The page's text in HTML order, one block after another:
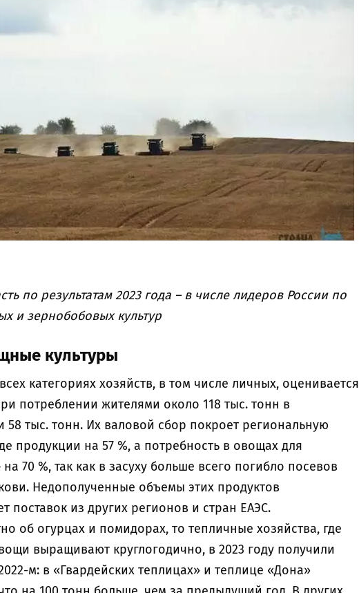
по результатам 2023 года – в числе лидеров России по
и зернобобовых культур
культуры
категориях хозяйств, в том числе личных, оценивается
потреблении жителями около 118 тыс. тонн в
58 тыс. тонн. Их валовой сбор покроет региональную
продукции на 57 %, а потребность в овощах для
70 %, так как в засуху больше всего погибло посевов
Недополученные объемы этих продуктов
поставок из других регионов и стран ЕАЭС.
об огурцах и помидорах, то тепличные хозяйства, где
выращивают круглогодично, в 2023 году получили
м: в «Гвардейских теплицах» и теплице «Дона»